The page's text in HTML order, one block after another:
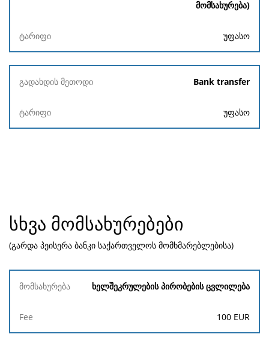
მომსახურება)
უფასო
Bank transfer
უფასო
სხვა მომსახურებები
(გარდა პეისერა ბანკი საქართველოს მომხმარებლებისა)
მომსახურება
Fee
ხელშეკრულების პირობების ცვლილება
100 EUR